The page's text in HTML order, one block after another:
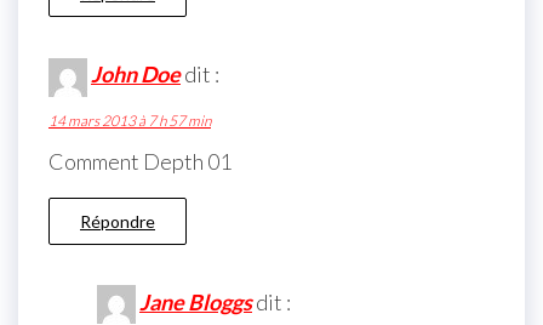
John Doedit :
14 mars 2013 à 7 h 57 min
Comment Depth 01
Répondre
Jane Bloggsdit :